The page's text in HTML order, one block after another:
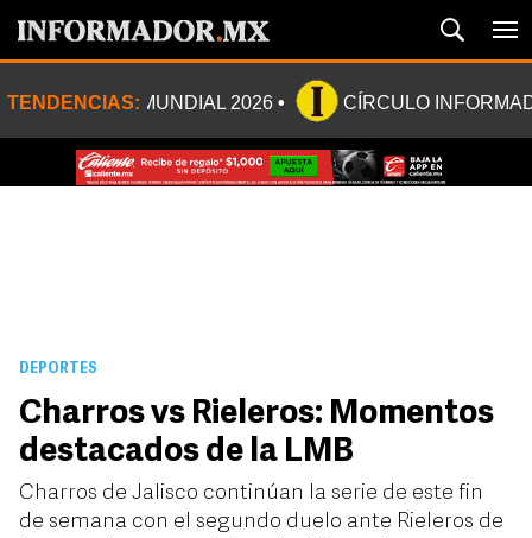
TENDENCIAS: MUNDIAL 2026 CÍRCULO
DEPORTES
Charros vs Rieleros: Momentos
destacados de la LMB
Charros de Jalisco continúan la serie de este fin
de semana con el segundo duelo ante Rieleros de